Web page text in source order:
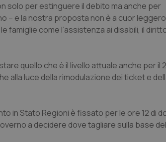
solo per estinguere il debito ma anche per
– e la nostra proposta non è a cuor
famiglie come l’assistenza ai disabili, il
quello che è il livello attuale anche per il
alla luce della rimodulazione dei ticket e
in Stato Regioni è fissato per le ore 12 di
a decidere dove tagliare sulla base